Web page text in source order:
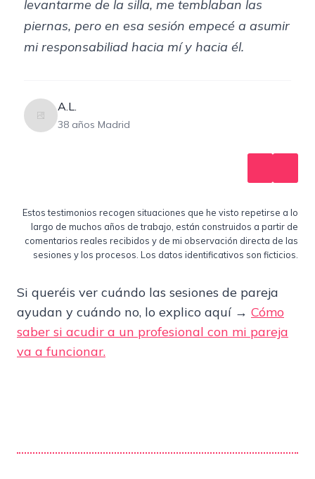
levantarme de la silla, me temblaban las
piernas, pero en esa sesión empecé a asumir
mi responsabiliad hacia mí y hacia él.
A.L.
38 años Madrid
Estos testimonios recogen situaciones que he visto repetirse a lo
largo de muchos años de trabajo, están construidos a partir de
comentarios reales recibidos y de mi observación directa de las
sesiones y los procesos. Los datos identificativos son ficticios.
Si queréis ver cuándo las sesiones de pareja
ayudan y cuándo no, lo explico aquí → Cómo
saber si acudir a un profesional con mi pareja
va a funcionar.